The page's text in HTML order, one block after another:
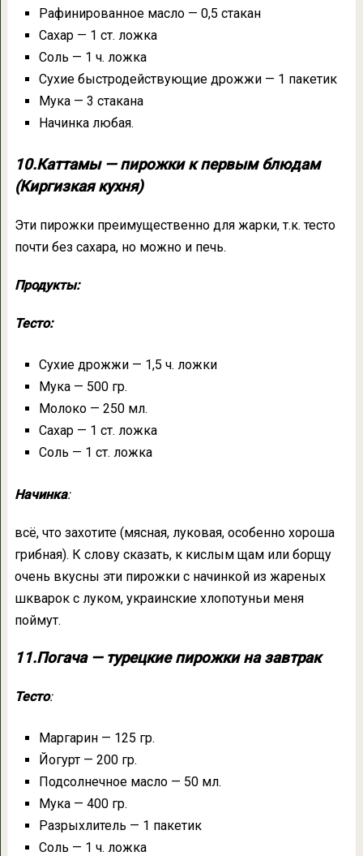
Рафинированное масло — 0,5 стакан
Сахар — 1 ст. ложка
Соль — 1 ч. ложка
Сухие быстродействующие дрожжи — 1 пакетик
Мука — 3 стакана
Начинка любая.
10.Каттамы — пирожки к первым блюдам
(Киргизкая кухня)
Эти пирожки преимущественно для жарки, т.к. тесто
почти без сахара, но можно и печь.
Продукты:
Тесто:
Сухие дрожжи — 1,5 ч. ложки
Мука — 500 гр.
Молоко — 250 мл.
Сахар — 1 ст. ложка
Соль — 1 ст. ложка
Начинка:
всё, что захотите (мясная, луковая, особенно хороша
грибная). К слову сказать, к кислым щам или борщу
очень вкусны эти пирожки с начинкой из жареных
шкварок с луком, украинские хлопотуньи меня
поймут.
11.Погача — турецкие пирожки на завтрак
Тесто:
Маргарин — 125 гр.
Йогурт — 200 гр.
Подсолнечное масло — 50 мл.
Мука — 400 гр.
Разрыхлитель — 1 пакетик
Соль — 1 ч. ложка